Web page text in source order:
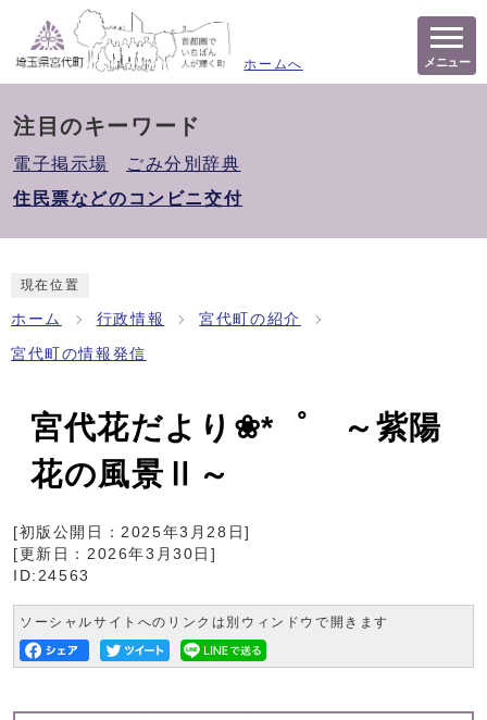
ホームへ メニュー
注目のキーワード
電子掲示場
ごみ分別辞典
住民票などのコンビニ交付
現在位置
ホーム 行政情報 宮代町の紹介
宮代町の情報発信
宮代花だより❀*゜ ～紫陽
花の風景Ⅱ～
[初版公開日：2025年3月28日]
[更新日： 2026年3月30日 ]
ID:24563
ソーシャルサイトへのリンクは別ウィンドウで開きます